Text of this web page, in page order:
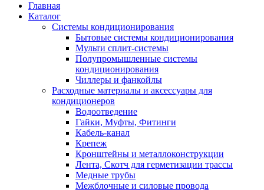
Главная
Каталог
Системы кондиционирования
Бытовые системы кондиционирования
Мульти сплит-системы
Полупромышленные системы
кондиционирования
Чиллеры и фанкойлы
Расходные материалы и аксессуары для
кондиционеров
Водоотведение
Гайки, Муфты, Фитинги
Кабель-канал
Крепеж
Кронштейны и металлоконструкции
Лента, Скотч для герметизации трассы
Медные трубы
Межблочные и силовые провода